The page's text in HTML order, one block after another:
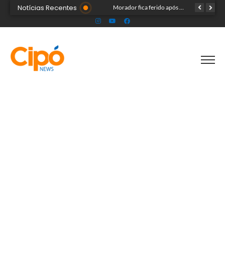
Notícias Recentes Após identificar falhas, MPAC monitora assistência a adultos com autismo em Cruzeiro